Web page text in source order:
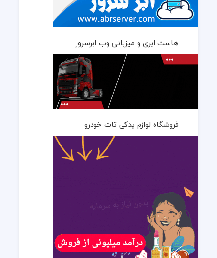
هاست ابری و میزبانی وب ابرسرور
فروشگاه لوازم یدکی تات خودرو